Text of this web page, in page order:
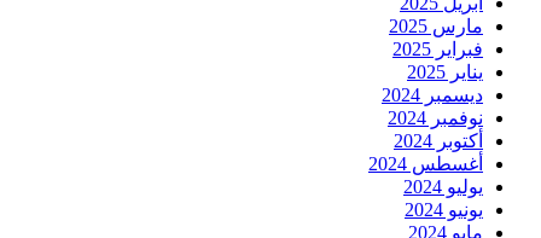
مارس 2025
فبراير 2025
يناير 2025
ديسمبر 2024
نوفمبر 2024
أكتوبر 2024
أغسطس 2024
يوليو 2024
يونيو 2024
مايو 2024